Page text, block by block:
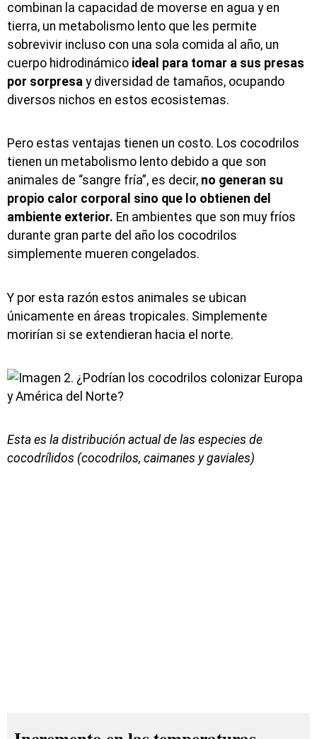
combinan la capacidad de moverse en agua y en
tierra, un metabolismo lento que les permite
sobrevivir incluso con una sola comida al año, un
cuerpo hidrodinámico ideal para tomar a sus presas
por sorpresa y diversidad de tamaños, ocupando
diversos nichos en estos ecosistemas.
Pero estas ventajas tienen un costo. Los cocodrilos
tienen un metabolismo lento debido a que son
animales de “sangre fría”, es decir, no generan su
propio calor corporal sino que lo obtienen del
ambiente exterior. En ambientes que son muy fríos
durante gran parte del año los cocodrilos
simplemente mueren congelados.
Y por esta razón estos animales se ubican
únicamente en áreas tropicales. Simplemente
morirían si se extendieran hacia el norte.
Esta es la distribución actual de las especies de
cocodrílidos (cocodrilos, caimanes y gaviales)